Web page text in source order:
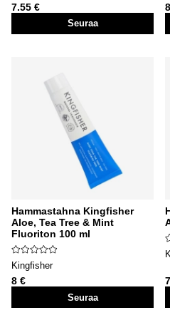
7.55 €
Seuraa
Hammastahna Kingfisher
Aloe, Tea Tree & Mint
Fluoriton 100 ml
Kingfisher
8 €
Seuraa